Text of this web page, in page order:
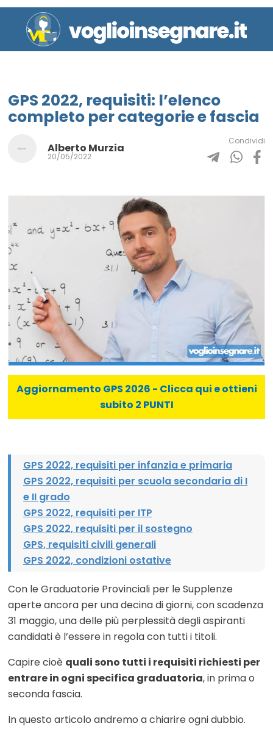
GPS 2022, requisiti: l’elenco
completo per categorie e fascia
Alberto Murzia
20/05/2022
Condividi
Aggiornamento GPS 2026 - Clicca qui e ottieni
subito 2 PUNTI
GPS 2022, requisiti per infanzia e primaria
GPS 2022, requisiti per scuola secondaria di I
e II grado
GPS 2022, requisiti per ITP
GPS 2022, requisiti per il sostegno
GPS, requisiti civili generali
GPS 2022, condizioni ostative
Con le Graduatorie Provinciali per le Supplenze
aperte ancora per una decina di giorni, con scadenza
31 maggio, una delle più perplessità degli aspiranti
candidati è l’essere in regola con tutti i titoli.
Capire cioè quali sono tutti i requisiti richiesti per
entrare in ogni specifica graduatoria, in prima o
seconda fascia.
In questo articolo andremo a chiarire ogni dubbio.